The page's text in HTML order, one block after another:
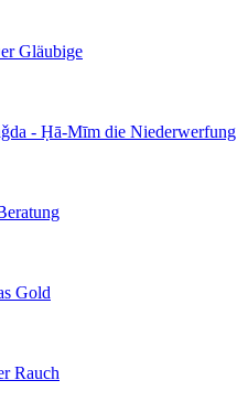
Gläubige
- Ḥā-Mīm die Niederwerfung
Gold
Rauch